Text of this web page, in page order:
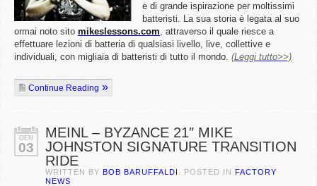
e di grande ispirazione per moltissimi
batteristi. La sua storia è legata al suo
ormai noto sito mikeslessons.com, attraverso il quale riesce a
effettuare lezioni di batteria di qualsiasi livello, live, collettive e
individuali, con migliaia di batteristi di tutto il mondo. (Leggi tutto>>)
Continue Reading
GEN
03
MEINL – BYZANCE 21″ MIKE
JOHNSTON SIGNATURE TRANSITION
RIDE
WRITTEN BY BOB BARUFFALDI . POSTED IN FACTORY
NEWS